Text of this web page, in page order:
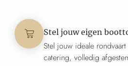
Stel jouw eigen
Stel jouw ideale
catering, volledig